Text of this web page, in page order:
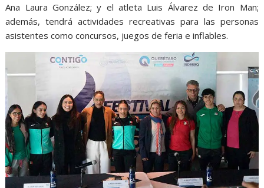
Ana Laura González; y el atleta Luis Álvarez de Iron Man;
además, tendrá actividades recreativas para las personas
asistentes como concursos, juegos de feria e inflables.